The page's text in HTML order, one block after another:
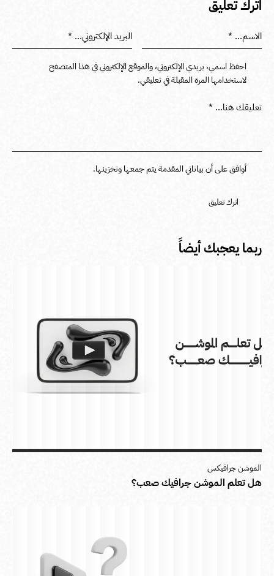
اترك تعليق
احفظ اسمي، بريدي الإلكتروني، والموقع الإلكتروني في هذا المتصفح
لاستخدامها المرة المقبلة في تعليقي.
أوافق على أن بياناتي المقدمة يتم جمعها وتخزينها.
ربما يعجبك أيضاً
الموشن جرافيكس
هل تعلم الموشن جرافيك صعب؟